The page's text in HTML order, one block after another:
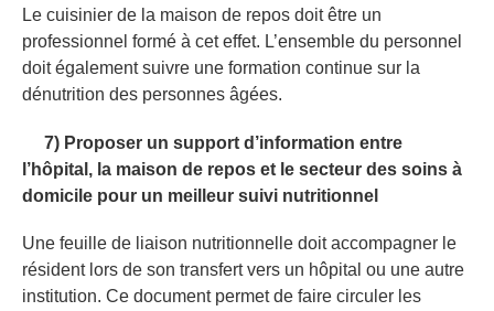
Le cuisinier de la maison de repos doit être un
professionnel formé à cet effet. L’ensemble du personnel
doit également suivre une formation continue sur la
dénutrition des personnes âgées.
7) Proposer un support d’information entre
l’hôpital, la maison de repos et le secteur des soins à
domicile pour un meilleur suivi nutritionnel
Une feuille de liaison nutritionnelle doit accompagner le
résident lors de son transfert vers un hôpital ou une autre
institution. Ce document permet de faire circuler les